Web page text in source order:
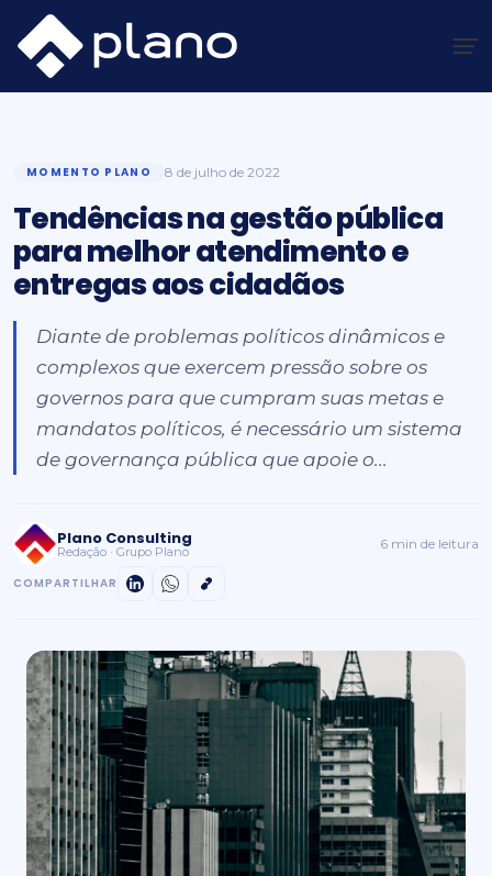
para
conteúdo
Plano Insights/Momento Plano/
Tendências na gestão pública para melhor atendimento e entregas
aos cidadãos
MOMENTO PLANO 8 de julho de 2022
Tendências na gestão pública
para melhor atendimento e
entregas aos cidadãos
Diante de problemas políticos dinâmicos e
complexos que exercem pressão sobre os
governos para que cumpram suas metas e
mandatos políticos, é necessário um sistema
de governança pública que apoie o...
Plano Consulting
Redação · Grupo Plano 6 min de leitura
COMPARTILHAR